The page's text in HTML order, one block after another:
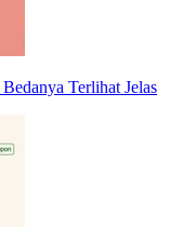
Terlihat Jelas